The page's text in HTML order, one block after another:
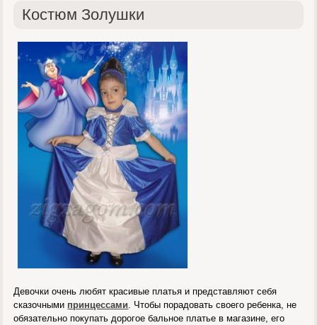
Костюм Золушки
Девочки очень любят красивые платья и представляют себя
сказочными принцессами. Чтобы порадовать своего ребенка, не
обязательно покупать дорогое бальное платье в магазине, его